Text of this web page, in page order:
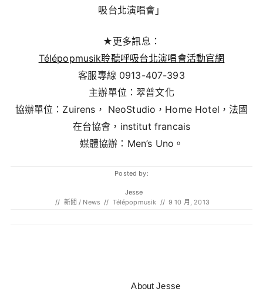
吸台北演唱會」
★更多訊息：
Télépopmusik聆聽呼吸台北演唱會活動官網
客服專線 0913-407-393
主辦單位：翠普文化
協辦單位：Zuirens， NeoStudio，Home Hotel，法國
在台協會，institut francais
媒體協辦：Men’s Uno。
Posted by:
Jesse
// 新聞 / News // Télépopmusik // 9 10 月, 2013
About Jesse